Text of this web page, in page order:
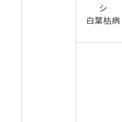
シ
白葉枯病